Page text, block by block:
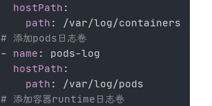
hostPath :
path :
/var/log/containers
# 添加pods日志卷
-
name : pods-log
hostPath :
path :
/var/log/pods
# 添加容器runtime日志卷